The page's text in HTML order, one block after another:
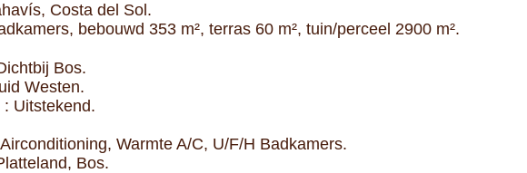
Costa del Sol.
bebouwd 353 m², terras 60 m², tuin/perceel 2900 m².
Bos.
Westen.
: Uitstekend.
Warmte A/C, U/F/H Badkamers.
Bos.